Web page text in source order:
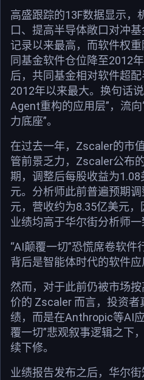
高盛跟踪的13F数据显示，
口、提高半导体敞口对冲
记录以来最高，而软件权
同基金软件仓位降至2012
后，共同基金相对软件超
2012年以来最大。换句话
Agent重构的应用层”，流
力底座”。
在过去一年，Zscaler的市
管前景乏力，Zscaler公布
期，调整后每股收益为
元。分析师此前普遍预期
元，营收约为8.35亿美元
业绩均高于华尔街分析师一
“AI颠覆一切”恐慌席卷软
背后是智能体时代的软件
然而，对于此前仍被市场
价的 Zscaler 而言，投资
绩，而是在Anthropic等AI
覆一切”悲观叙事逻辑之下
续下修。
业绩报告发布之后，华尔